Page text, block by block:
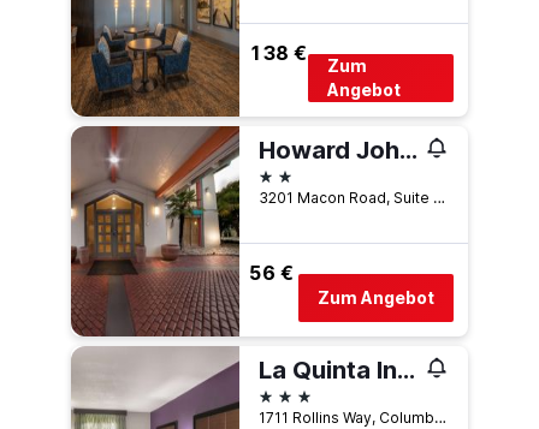
138 €
Zum
Angebot
Howard Johnson by Wyndham Columbus Fort Moore
2 Sterne
3201 Macon Road, Suite A, Columbus, GA, USA
56 €
Zum Angebot
La Quinta Inn & Suites by Wyndham Columbus North
3 Sterne
1711 Rollins Way, Columbus, GA, USA